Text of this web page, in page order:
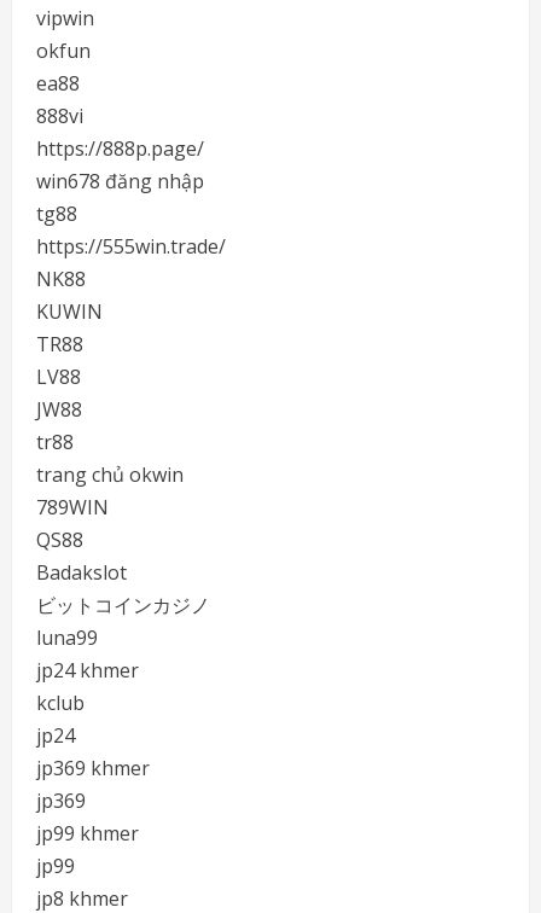
vipwin
okfun
ea88
888vi
https://888p.page/
win678 đăng nhập
tg88
https://555win.trade/
NK88
KUWIN
TR88
LV88
JW88
tr88
trang chủ okwin
789WIN
QS88
Badakslot
ビットコインカジノ
luna99
jp24 khmer
kclub
jp24
jp369 khmer
jp369
jp99 khmer
jp99
jp8 khmer